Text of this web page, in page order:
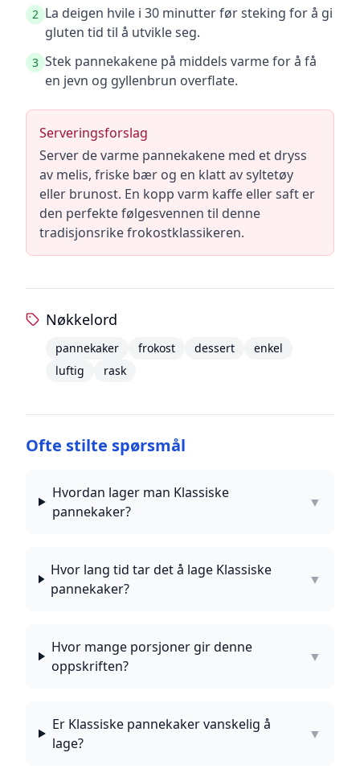
2 La deigen hvile i 30 minutter før steking for å gi
gluten tid til å utvikle seg.
3 Stek pannekakene på middels varme for å få
en jevn og gyllenbrun overflate.
Serveringsforslag
Server de varme pannekakene med et dryss
av melis, friske bær og en klatt av syltetøy
eller brunost. En kopp varm kaffe eller saft er
den perfekte følgesvennen til denne
tradisjonsrike frokostklassikeren.
Nøkkelord
pannekaker frokost dessert
enkel
luftig
rask
Ofte stilte spørsmål
Hvordan lager man Klassiske
pannekaker?
▼
Hvor lang tid tar det å lage Klassiske
pannekaker?
▼
Hvor mange porsjoner gir denne
oppskriften?
▼
Er Klassiske pannekaker vanskelig å
lage?
▼